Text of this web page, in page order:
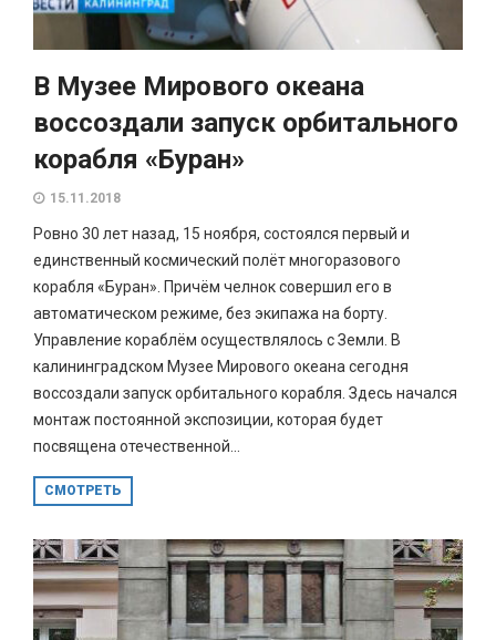
В Музее Мирового океана
воссоздали запуск орбитального
корабля «Буран»
15.11.2018
Ровно 30 лет назад, 15 ноября, состоялся первый и
единственный космический полёт многоразового
корабля «Буран». Причём челнок совершил его в
автоматическом режиме, без экипажа на борту.
Управление кораблём осуществлялось с Земли. В
калининградском Музее Мирового океана сегодня
воссоздали запуск орбитального корабля. Здесь начался
монтаж постоянной экспозиции, которая будет
посвящена отечественной...
СМОТРЕТЬ